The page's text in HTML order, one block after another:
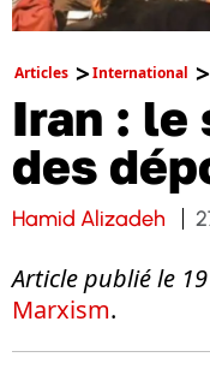
Articles International
Iran : le
des
Hamid Alizadeh
Article publié le
Marxism.